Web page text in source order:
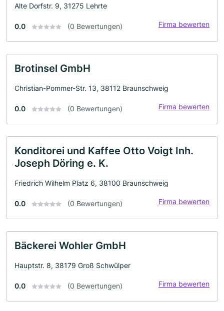
Alte Dorfstr. 9, 31275 Lehrte
0.0 (0 Bewertungen) Firma bewerten
Brotinsel GmbH
Christian-Pommer-Str. 13, 38112 Braunschweig
0.0 (0 Bewertungen) Firma bewerten
Konditorei und Kaffee Otto Voigt Inh.
Joseph Döring e. K.
Friedrich Wilhelm Platz 6, 38100 Braunschweig
0.0 (0 Bewertungen) Firma bewerten
Bäckerei Wohler GmbH
Hauptstr. 8, 38179 Groß Schwülper
0.0 (0 Bewertungen) Firma bewerten